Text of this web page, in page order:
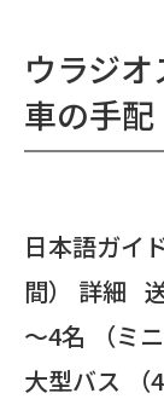
ウラジ
車の手配
日本語ガイ
間） 詳細
～4名 （ミ
大型バス （